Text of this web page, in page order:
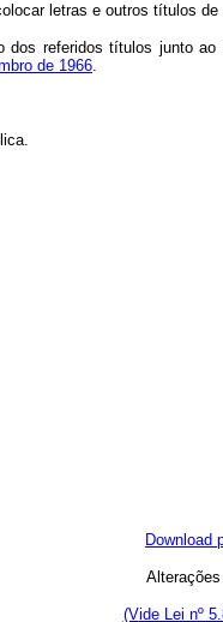
letras e outros títulos
referidos títulos junto
de 1966.
Download
(Vide Lei nº